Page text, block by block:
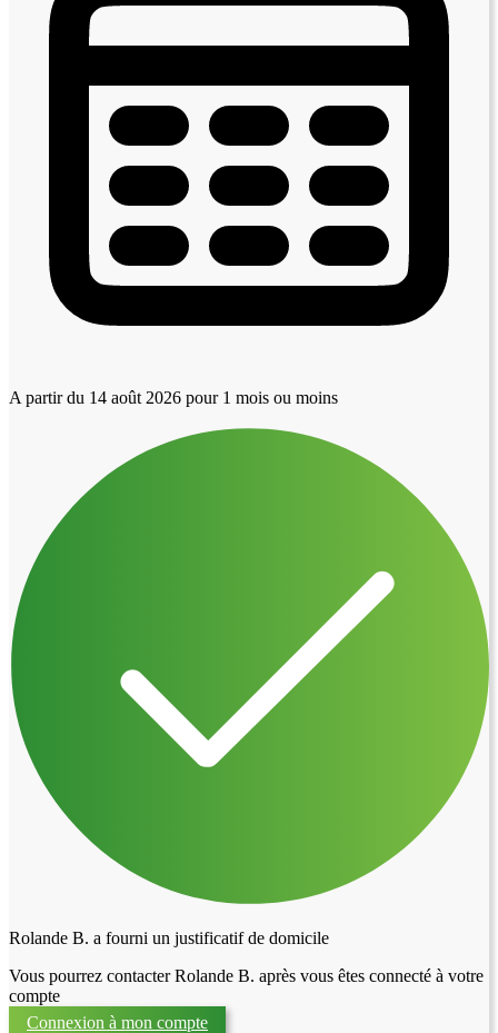
A partir du 14 août 2026 pour 1 mois ou moins
Rolande B. a fourni un justificatif de domicile
Vous pourrez contacter Rolande B. après vous êtes connecté à votre
compte
Connexion à mon compte